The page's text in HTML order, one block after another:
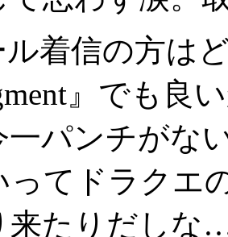
ル着信の方は
』でも
一パンチがな
ってドラクエ
来たりだしな